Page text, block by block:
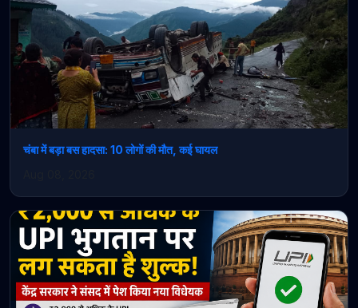
प्रदान करने का आग्रह
कियाशहरी विकास के लिए शहरी
चुनौती कोष महत्त्वपूर्ण
April 26, 2026 • 1 min read
चंबा में बड़ा बस हादसा: 10 लोगों की मौत, कई घायल